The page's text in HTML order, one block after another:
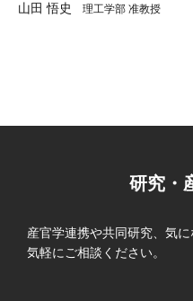
山田 悟史 理工学部 准教授
研究・
産官学連携や共同研究、気
気軽にご相談ください。